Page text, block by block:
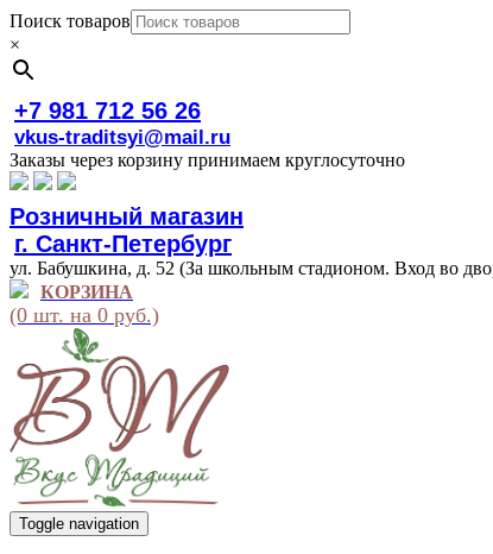
Поиск товаров
×
+7 981 712 56 26
vkus-traditsyi@mail.ru
Заказы через корзину принимаем круглосуточно
Розничный магазин
г. Санкт-Петербург
ул. Бабушкина, д. 52 (За школьным стадионом. Вход во
КОРЗИНА
(0 шт. на 0 руб.)
Toggle navigation